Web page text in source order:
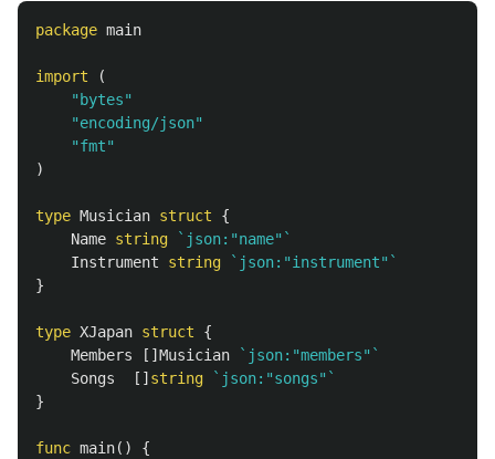
package main
import
(
"bytes"
"encoding/json"
"fmt"
)
type Musician struct
{
Name string
`json:"name"`
Instrument
string
`json:"instrument"`
}
type XJapan struct
{
Members
[] Musician
`json:"members"`
Songs
[] string
`json:"songs"`
}
func main()
{